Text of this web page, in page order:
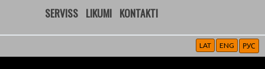
SERVISS LIKUMI KONTAKTI
LAT ENG РУС